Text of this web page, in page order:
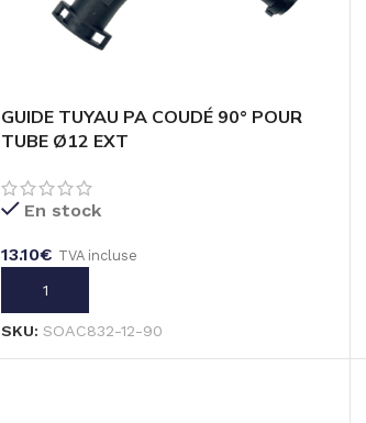
GUIDE TUYAU PA COUDÉ 90° POUR
TUBE Ø12 EXT
En stock
13.10€ TVA incluse
AJOUTER AU PANIER
SKU: SOAC832-12-90